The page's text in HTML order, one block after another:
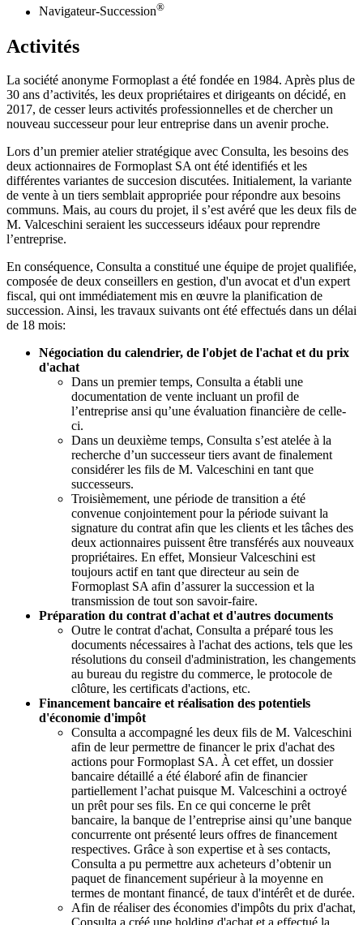
Navigateur-Succession®
Activités
La société anonyme Formoplast a été fondée en 1984. Après plus de
30 ans d’activités, les deux propriétaires et dirigeants on décidé, en
2017, de cesser leurs activités professionnelles et de chercher un
nouveau successeur pour leur entreprise dans un avenir proche.
Lors d’un premier atelier stratégique avec Consulta, les besoins des
deux actionnaires de Formoplast SA ont été identifiés et les
différentes variantes de succesion discutées. Initialement, la variante
de vente à un tiers semblait appropriée pour répondre aux besoins
communs. Mais, au cours du projet, il s’est avéré que les deux fils de
M. Valceschini seraient les successeurs idéaux pour reprendre
l’entreprise.
En conséquence, Consulta a constitué une équipe de projet qualifiée,
composée de deux conseillers en gestion, d'un avocat et d'un expert
fiscal, qui ont immédiatement mis en œuvre la planification de
succession. Ainsi, les travaux suivants ont été effectués dans un délai
de 18 mois:
Négociation du calendrier, de l'objet de l'achat et du prix
d'achat
Dans un premier temps, Consulta a établi une
documentation de vente incluant un profil de
l’entreprise ansi qu’une évaluation financière de celle-
ci.
Dans un deuxième temps, Consulta s’est atelée à la
recherche d’un successeur tiers avant de finalement
considérer les fils de M. Valceschini en tant que
successeurs.
Troisièmement, une période de transition a été
convenue conjointement pour la période suivant la
signature du contrat afin que les clients et les tâches des
deux actionnaires puissent être transférés aux nouveaux
propriétaires. En effet, Monsieur Valceschini est
toujours actif en tant que directeur au sein de
Formoplast SA afin d’assurer la succession et la
transmission de tout son savoir-faire.
Préparation du contrat d'achat et d'autres documents
Outre le contrat d'achat, Consulta a préparé tous les
documents nécessaires à l'achat des actions, tels que les
résolutions du conseil d'administration, les changements
au bureau du registre du commerce, le protocole de
clôture, les certificats d'actions, etc.
Financement bancaire et réalisation des potentiels
d'économie d'impôt
Consulta a accompagné les deux fils de M. Valceschini
afin de leur permettre de financer le prix d'achat des
actions pour Formoplast SA. À cet effet, un dossier
bancaire détaillé a été élaboré afin de financier
partiellement l’achat puisque M. Valceschini a octroyé
un prêt pour ses fils. En ce qui concerne le prêt
bancaire, la banque de l’entreprise ainsi qu’une banque
concurrente ont présenté leurs offres de financement
respectives. Grâce à son expertise et à ses contacts,
Consulta a pu permettre aux acheteurs d’obtenir un
paquet de financement supérieur à la moyenne en
termes de montant financé, de taux d'intérêt et de durée.
Afin de réaliser des économies d'impôts du prix d'achat,